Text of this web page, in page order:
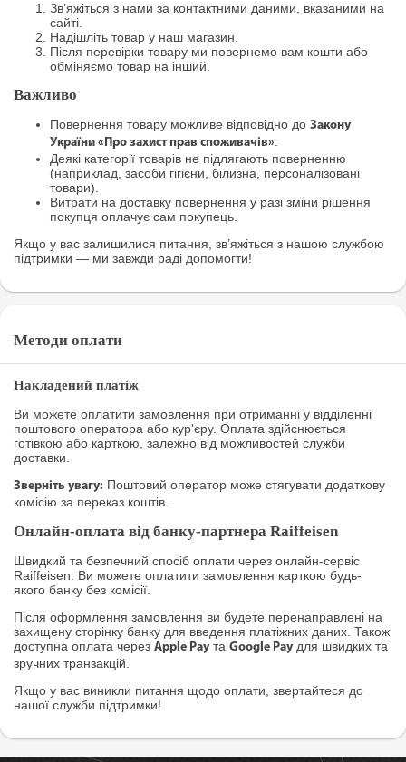
Зв’яжіться з нами за контактними даними, вказаними на
сайті.
Надішліть товар у наш магазин.
Після перевірки товару ми повернемо вам кошти або
обміняємо товар на інший.
Важливо
Повернення товару можливе відповідно до Закону
України «Про захист прав споживачів».
Деякі категорії товарів не підлягають поверненню
(наприклад, засоби гігієни, білизна, персоналізовані
товари).
Витрати на доставку повернення у разі зміни рішення
покупця оплачує сам покупець.
Якщо у вас залишилися питання, зв’яжіться з нашою службою
підтримки — ми завжди раді допомогти!
Методи оплати
Накладений платіж
Ви можете оплатити замовлення при отриманні у відділенні
поштового оператора або кур'єру. Оплата здійснюється
готівкою або карткою, залежно від можливостей служби
доставки.
Зверніть увагу: Поштовий оператор може стягувати додаткову
комісію за переказ коштів.
Онлайн-оплата від банку-партнера Raiffeisen
Швидкий та безпечний спосіб оплати через онлайн-сервіс
Raiffeisen. Ви можете оплатити замовлення карткою будь-
якого банку без комісії.
Після оформлення замовлення ви будете перенаправлені на
захищену сторінку банку для введення платіжних даних. Також
доступна оплата через Apple Pay та Google Pay для швидких та
зручних транзакцій.
Якщо у вас виникли питання щодо оплати, звертайтеся до
нашої служби підтримки!